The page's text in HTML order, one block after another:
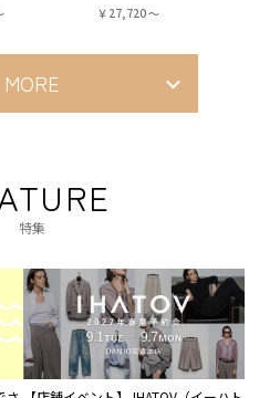
￥27,720 〜
MORE
特集